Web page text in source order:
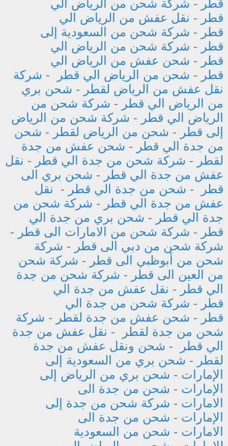
قطر - شركة شحن من الرياض الي
قطر - نقل عفش من الرياض الي
قطر - شركة شحن من السعودية إلى
قطر - شركة شحن من الرياض الي
قطر - شحن عفش من الرياض الي
قطر - شحن من الرياض الي قطر - شركة
نقل عفش من الرياض لقطر - شحن بري
من الرياض الي قطر - شركة شحن من
الرياض الي قطر - شركة شحن من الرياض
إلى قطر - شحن من الرياض لقطر - شحن
من جدة الي قطر - شحن عفش من جدة
لقطر - شركة شحن من جدة الي قطر - نقل
عفش من جدة الي قطر - شحن بري الى
قطر
- شحن من جدة الي قطر - نقل
عفش من جدة الي قطر - شركة شحن من
جدة الي قطر - شحن بري من جدة الي
قطر - شركة شحن من الامارات الى قطر -
شركة شحن من دبي الى قطر - شركة
شحن من أبوظبي الى قطر - شركة شحن
من العين الى قطر - شركة شحن من جدة
الي قطر - نقل عفش من جدة الي
قطر - شركة شحن من جدة الي
قطر - شحن عفش من جدة لقطر - شركة
شحن من جدة لقطر
- نقل عفش من جدة
الي قطر
- شحن ونقل عفش من جدة
لقطر - شحن بري من السعودية إلى
الإمارات - شحن بري من الرياض إلى
الإمارات - شحن من جدة الى
الامارات - شركة شحن من جدة إلى
الإمارات - شحن من جدة الى
الامارات - شحن من السعودية